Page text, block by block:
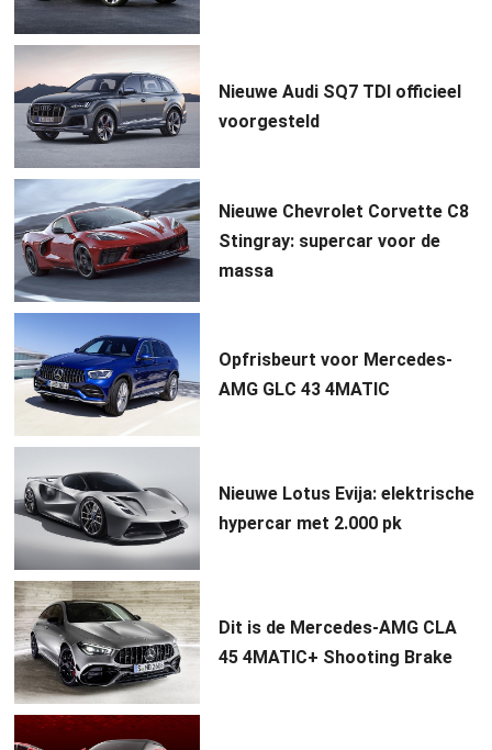
Nieuwe Audi SQ7 TDI officieel
voorgesteld
Nieuwe Chevrolet Corvette C8
Stingray: supercar voor de
massa
Opfrisbeurt voor Mercedes-
AMG GLC 43 4MATIC
Nieuwe Lotus Evija: elektrische
hypercar met 2.000 pk
Dit is de Mercedes-AMG CLA
45 4MATIC+ Shooting Brake